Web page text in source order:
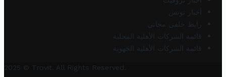
أخبار تونس
رابط خلفي مجاني
قائمة الشركات الأهلية المحلية
قائمة الشركات الأهلية الجهوية
2025 © Trovit. All Rights Reserved.